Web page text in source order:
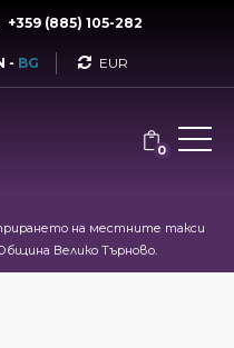
+359 (885) 105-282
- BG Currency
0
на местните такси
Велико Търново.